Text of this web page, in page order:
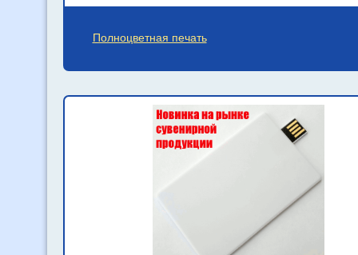
Полноцветная печать